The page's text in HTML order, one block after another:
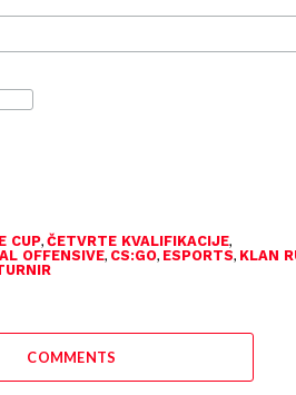
CUP, ČETVRTE KVALIFIKACIJE,
OFFENSIVE, CS:GO, ESPORTS, KLAN
COMMENTS